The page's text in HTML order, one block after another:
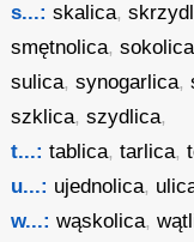
s...: skalica,
smętnolica,sokolica
sulica,synogarlica,
szklica,szydlica,
t...: tablica,tarlica,
u...: ujednolica,
w...: wąskolica,